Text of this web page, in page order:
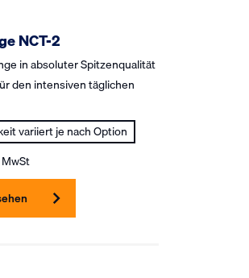
NCT-2
in absoluter Spitzenqualität
den intensiven täglichen
variiert je nach Option